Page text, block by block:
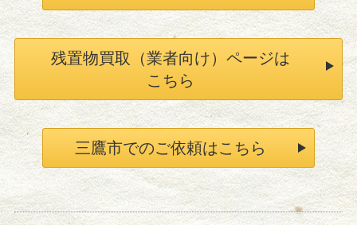
残置物買取（業者向け）ページは
こちら
三鷹市でのご依頼はこちら